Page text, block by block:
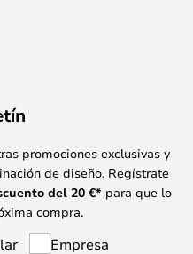
promociones exclusivas y
de diseño. Regístrate
del 20 €* para que lo
compra.
Empresa